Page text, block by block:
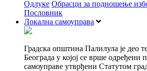
Одлуке Обрасци за подношење
Пословник
Локална самоуправа
Градска општина Палилула је део
Београда у којој се врше одређени
самоуправе утврђени Статутом